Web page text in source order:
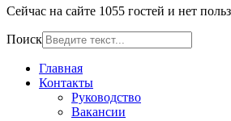
Сейчас на сайте 1055 гостей и нет
Поиск
Главная
Контакты
Руководство
Вакансии